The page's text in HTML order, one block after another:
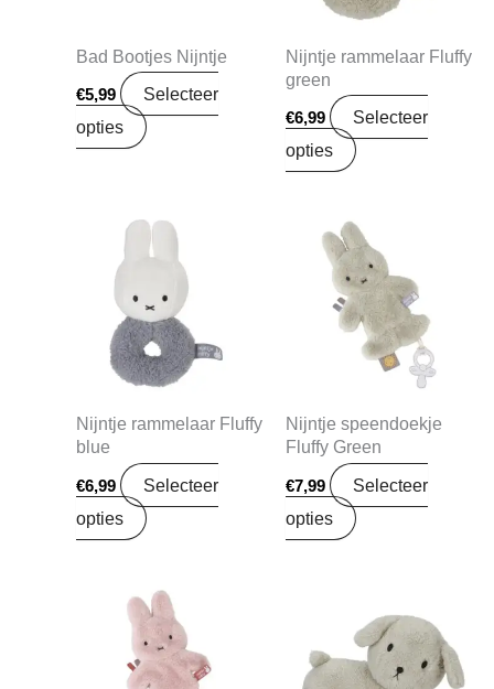
Bad Bootjes Nijntje
€5,99
Selecteer
opties
Nijntje rammelaar Fluffy
green
€6,99
Selecteer
opties
Nijntje rammelaar Fluffy
blue
€6,99
Selecteer
opties
Nijntje speendoekje
Fluffy Green
€7,99
Selecteer
opties